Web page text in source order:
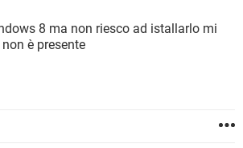
WHATSAPP
FACEBOOK
WINDOWS 10
GAMING
ANDROID
8 ma non riesco ad istallarlo mi
è presente